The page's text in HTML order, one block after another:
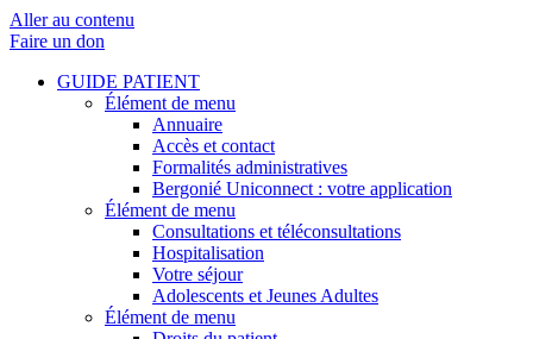
Aller au contenu
Faire un don
GUIDE PATIENT
Élément de menu
Annuaire
Accès et contact
Formalités administratives
Bergonié Uniconnect : votre application
Élément de menu
Consultations et téléconsultations
Hospitalisation
Votre séjour
Adolescents et Jeunes Adultes
Élément de menu